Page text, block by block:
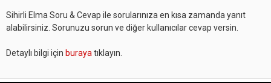
Sihirli Elma Soru & Cevap ile sorularınıza en kısa zamanda yanıt
alabilirsiniz. Sorunuzu sorun ve diğer kullanıcılar cevap versin.
Detaylı bilgi için buraya tıklayın.